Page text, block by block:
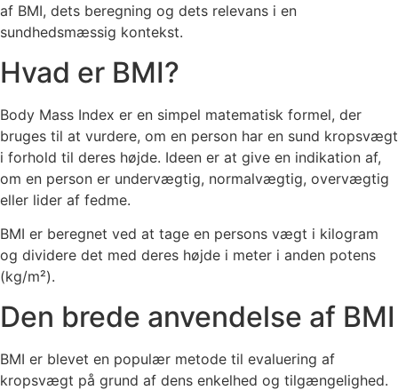
af BMI, dets beregning og dets relevans i en
sundhedsmæssig kontekst.
Hvad er BMI?
Body Mass Index er en simpel matematisk formel, der
bruges til at vurdere, om en person har en sund kropsvægt
i forhold til deres højde. Ideen er at give en indikation af,
om en person er undervægtig, normalvægtig, overvægtig
eller lider af fedme.
BMI er beregnet ved at tage en persons vægt i kilogram
og dividere det med deres højde i meter i anden potens
(kg/m²).
Den brede anvendelse af BMI
BMI er blevet en populær metode til evaluering af
kropsvægt på grund af dens enkelhed og tilgængelighed.